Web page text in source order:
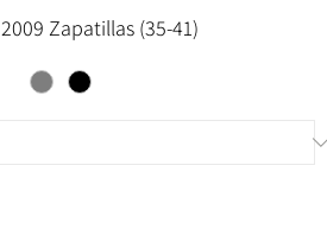
Zapatillas (35-41)